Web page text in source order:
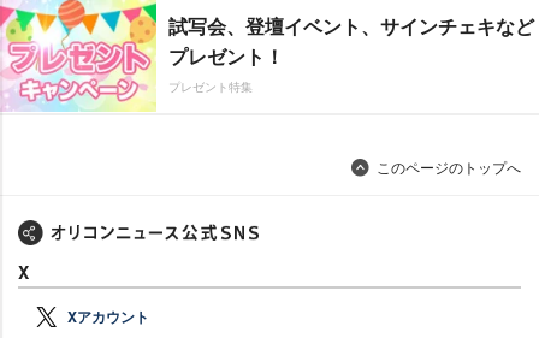
試写会、登壇イベント、サインチェキなど
プレゼント！
プレゼント特集
このページのトップへ
X
Xアカウント